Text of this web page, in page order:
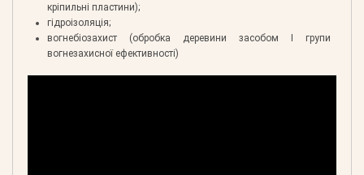
кріпильні пластини);
гідроізоляція;
вогнебіозахист (обробка деревини засобом І групи
вогнезахисної ефективності)